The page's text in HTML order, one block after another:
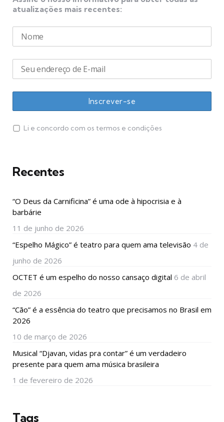
atualizações mais recentes:
Li e concordo com os termos e condições
Recentes
“O Deus da Carnificina” é uma ode à hipocrisia e à
barbárie
11 de junho de 2026
“Espelho Mágico” é teatro para quem ama televisão 4 de
junho de 2026
OCTET é um espelho do nosso cansaço digital 6 de abril
de 2026
“Cão” é a essência do teatro que precisamos no Brasil em
2026
10 de março de 2026
Musical “Djavan, vidas pra contar” é um verdadeiro
presente para quem ama música brasileira
1 de fevereiro de 2026
Tags